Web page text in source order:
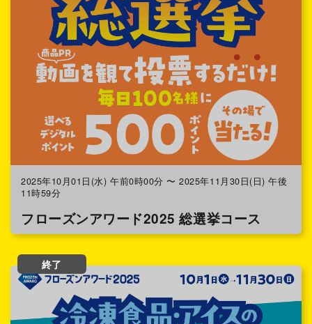
2025年10月01日(水) 午前0時00分 〜 2025年11月30日(日) 午後
11時59分
フローズンアワード2025 総選挙コース
終了